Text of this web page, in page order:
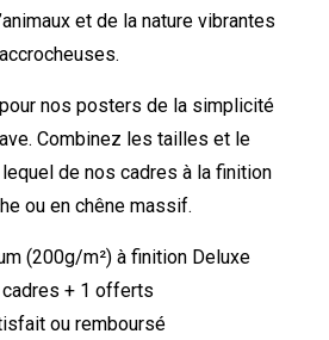
et de la nature vibrantes
nos posters de la simplicité
Combinez les tailles et le
lequel de nos cadres à la finition
ou en chêne massif.
(200g/m²) à finition Deluxe
+ 1 offerts
ou remboursé